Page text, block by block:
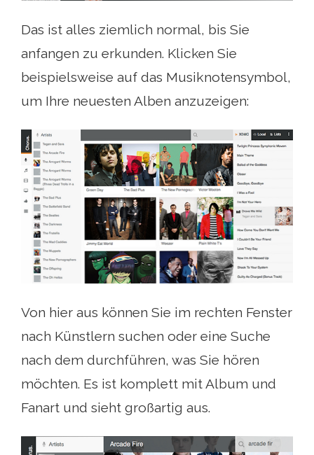
Das ist alles ziemlich normal, bis Sie
anfangen zu erkunden. Klicken Sie
beispielsweise auf das Musiknotensymbol,
um Ihre neuesten Alben anzuzeigen:
Von hier aus können Sie im rechten Fenster
nach Künstlern suchen oder eine Suche
nach dem durchführen, was Sie hören
möchten. Es ist komplett mit Album und
Fanart und sieht großartig aus.